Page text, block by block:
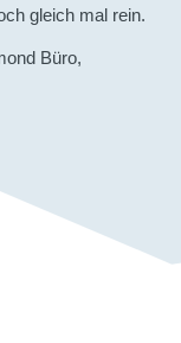
gleich mal rein.
Büro,